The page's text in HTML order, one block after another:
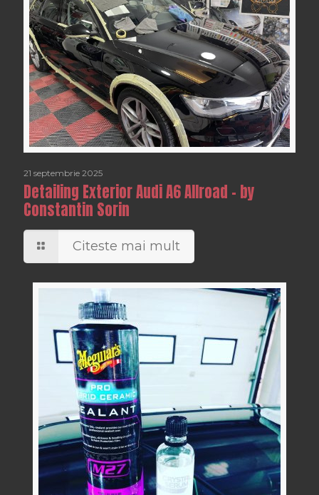
21 septembrie 2025
Detailing Exterior Audi A6 Allroad – by
Constantin Sorin
Citeste mai mult